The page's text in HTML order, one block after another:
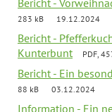
Bericht -
283 kB
19.12.2024
Bericht -
Kunterbunt
PDF,
Bericht - Ein
88 kB
03.12.2024
Information - Ein